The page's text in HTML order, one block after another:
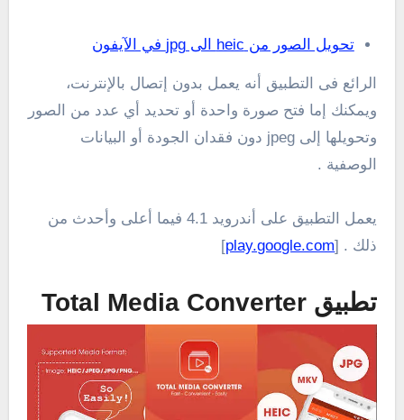
تحويل الصور من heic الى jpg في الآيفون
الرائع فى التطبيق أنه يعمل بدون إتصال بالإنترنت،
ويمكنك إما فتح صورة واحدة أو تحديد أي عدد من الصور
وتحويلها إلى jpeg دون فقدان الجودة أو البيانات
الوصفية .
يعمل التطبيق على أندرويد 4.1 فيما أعلى وأحدث من
ذلك . [play.google.com
]
تطبيق Total Media Converter